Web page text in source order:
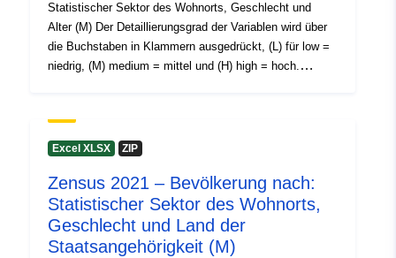
uriRef: http://data.europa.eu/88u/dataset/
Zugangsrechte: public
Abdeckung:
Statistischer Sektor des Wohnorts, Geschlecht und
Alter (M) Der Detaillierungsgrad der Variablen wird über
die Buchstaben in Klammern ausgedrückt, (L) für low =
niedrig, (M) medium = mittel und (H) high = hoch.
(EG) Nr. 763/2008 Weitere Informationen, Daten und
Veröffentlichungen zu diesem Thema finden Sie auf
Excel XLSX ZIP
Zensus 2021 – Bevölkerung nach:
Statistischer Sektor des Wohnorts,
Geschlecht und Land der
Staatsangehörigkeit (M)